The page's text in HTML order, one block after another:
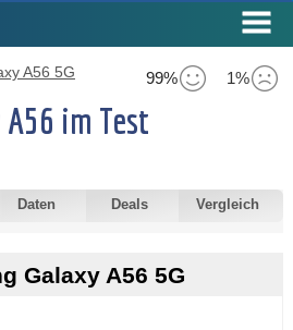
99% 1%
A56 5G
A56 im Test
Daten Deals Vergleich
Galaxy A56 5G